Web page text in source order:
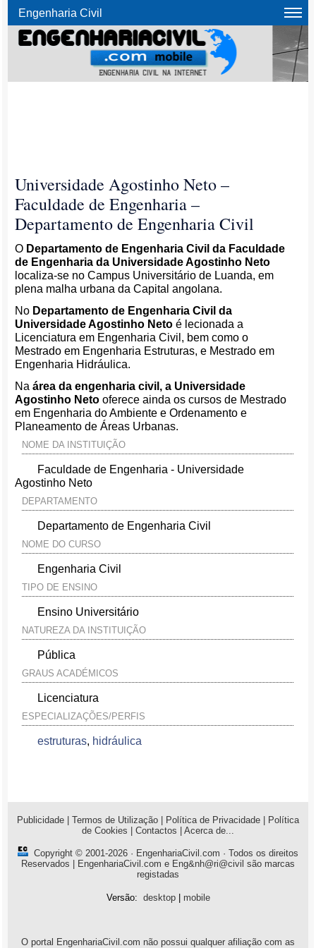
Engenharia Civil
Universidade Agostinho Neto –
Faculdade de Engenharia –
Departamento de Engenharia Civil
O Departamento de Engenharia Civil da Faculdade
de Engenharia da Universidade Agostinho Neto
localiza-se no Campus Universitário de Luanda, em
plena malha urbana da Capital angolana.
No Departamento de Engenharia Civil da
Universidade Agostinho Neto é lecionada a
Licenciatura em Engenharia Civil, bem como o
Mestrado em Engenharia Estruturas, e Mestrado em
Engenharia Hidráulica.
Naárea da engenharia civil, a Universidade
Agostinho Neto oferece ainda os cursos de Mestrado
em Engenharia do Ambiente e Ordenamento e
Planeamento de Áreas Urbanas.
NOME DA INSTITUIÇÃO
Faculdade de Engenharia - Universidade
Agostinho Neto
DEPARTAMENTO
Departamento de Engenharia Civil
NOME DO CURSO
Engenharia Civil
TIPO DE ENSINO
Ensino Universitário
NATUREZA DA INSTITUIÇÃO
Pública
GRAUS ACADÉMICOS
Licenciatura
ESPECIALIZAÇÕES/PERFIS
estruturas, hidráulica
Publicidade Termos de Utilização Política de Privacidade
Política
de Cookies
Contactos Acerca de...
Copyright © 2001-2026 · EngenhariaCivil.com · Todos os direitos
Reservados | EngenhariaCivil.com e Eng&nh@ri@civil são marcas
registadas
Versão: desktop| mobile
O portal EngenhariaCivil.com não possui qualquer afiliação com as